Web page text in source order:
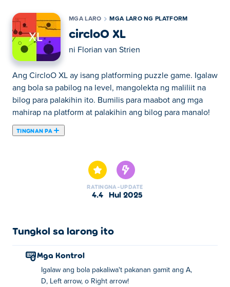
MGA LARO MGA LARO NG PLATFORM
circloO XL
ni Florian van Strien
Ang CircloO XL ay isang platforming puzzle game. Igalaw
ang bola sa pabilog na level, mangolekta ng maliliit na
bilog para palakihin ito. Bumilis para maabot ang mga
mahirap na platform at palakihin ang bilog para manalo!
TINGNAN PA
bola sa loob ng isang higanteng bilog, gamit ang bilis at
gravity upang malampasan ang mga hadlang at maabot
ang mas maliit na bilog na magdadala sa iyo sa susunod
hamunin ang iyong sarili na talunin ang iyong
Paano laruin ang circloO XL?
Gamitin ang A/D, ang kaliwa at kanang mga arrow key at
RATING
4.4
NA-UPDATE
Hul 2025
Tungkol sa larong ito
Mga Kontrol
Igalaw ang bola pakaliwa't pakanan gamit ang A,
D, Left arrow, o Right arrow!